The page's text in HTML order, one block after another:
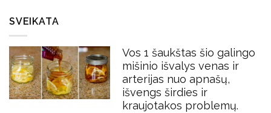
SVEIKATA
Vos 1 šaukštas šio galingo
mišinio išvalys venas ir
arterijas nuo apnašų,
išvengs širdies ir
kraujotakos problemų.